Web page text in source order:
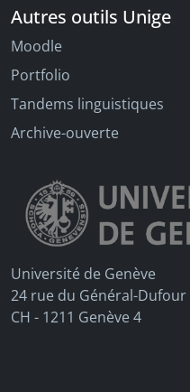
Autres outils Unige
Moodle
Portfolio
Tandems linguistiques
Archive-ouverte
Université de Genève
24 rue du Général-Dufour
CH - 1211 Genève 4